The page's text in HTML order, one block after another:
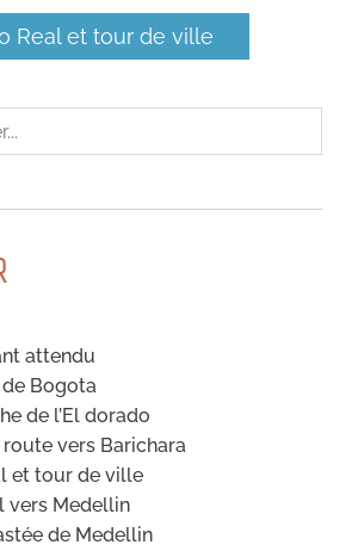
Real et tour de ville
attendu
Bogota
de l’El dorado
route vers Barichara
et tour de ville
vers Medellin
de Medellin